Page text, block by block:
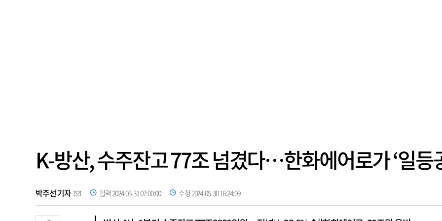
K-방산, 수주잔고 77조 넘겼다…한화에어로가 ‘일등
박주선 기자 입력 2024-05-31 07:00:00 수정 2024-05-30 16:24:09